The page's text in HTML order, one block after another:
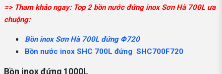
=> Tham khảo ngay: Top 2 bồn nước đứng inox Sơn Hà 700L ưa
chuộng:
Bồn inox Sơn Hà 700L đứng Φ720
Bồn nước inox SHC 700L đứng SHC700F720
Bồn inox đứng 1000L